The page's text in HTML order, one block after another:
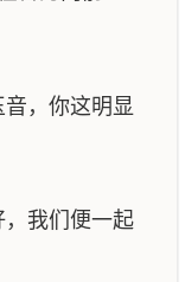
，你这明显
，我们便一起